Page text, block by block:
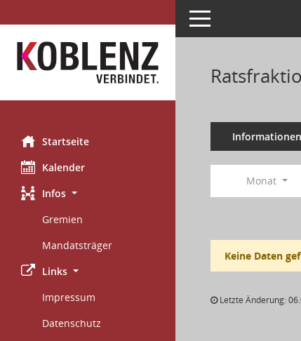
Startseite
Kalender
Infos
Gremien
Mandatsträger
Links
Impressum
Datenschutz
Toggle navigation
Informationen
Monat
Keine Daten
Letzte Änderung: